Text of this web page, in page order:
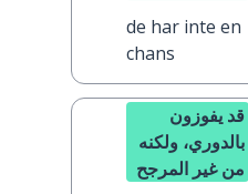
de har inte en
chans
قد يفوزون
بالدوري، ولكنه
من غير المرجح